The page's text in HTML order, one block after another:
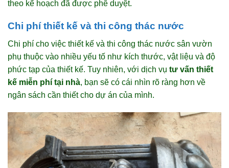
theo kế hoạch đã được phê duyệt.
Chi phí thiết kế và thi công thác nước
Chi phí cho việc thiết kế và thi công thác nước sân vườn
phụ thuộc vào nhiều yếu tố như kích thước, vật liệu và độ
phức tạp của thiết kế. Tuy nhiên, với dịch vụ tư vấn thiết
kế miễn phí tại nhà, bạn sẽ có cái nhìn rõ ràng hơn về
ngân sách cần thiết cho dự án của mình.